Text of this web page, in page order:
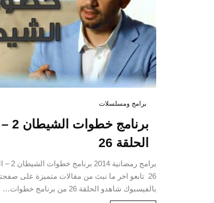
برامج ومسلسلات
برنامج خطوات الشيطان 2 –
الحلقة 26
برامج رمضانية
26 تابعو اخر ما نبث من مقالات متميزة على
بالفيسبوك شاهدو الحلقة 26 من برنامج خطوات…